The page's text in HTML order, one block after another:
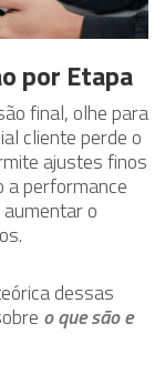
por Etapa
final, olhe para
cliente perde o
ajustes finos
a performance
o
dessas
o que são e